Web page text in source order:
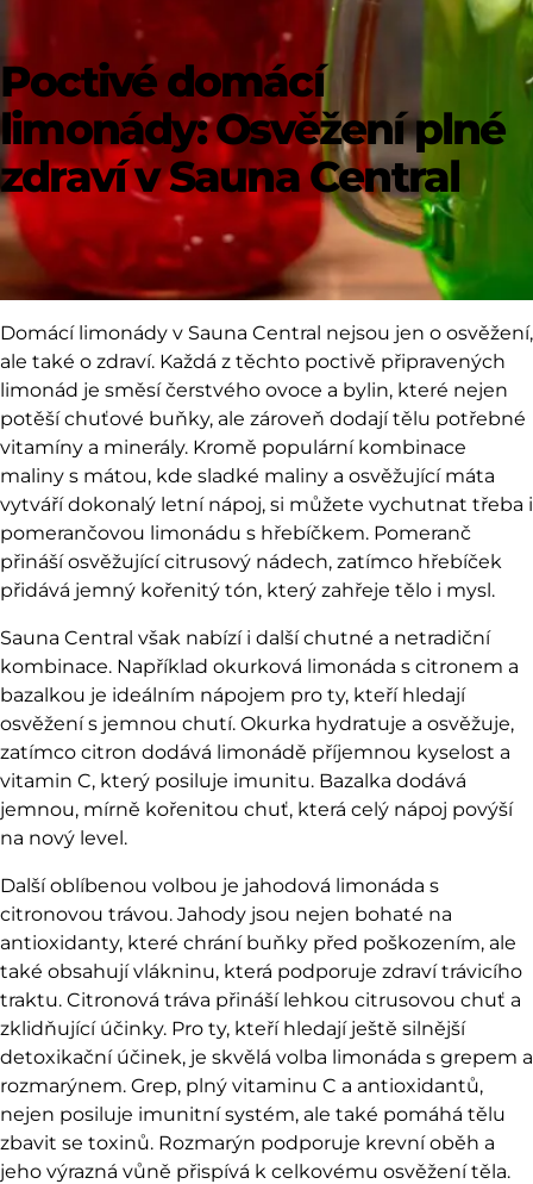
Poctivé domácí
limonády: Osvěžení plné
zdraví v Sauna Central
Domácí limonády v Sauna Central nejsou jen o osvěžení,
ale také o zdraví. Každá z těchto poctivě připravených
limonád je směsí čerstvého ovoce a bylin, které nejen
potěší chuťové buňky, ale zároveň dodají tělu potřebné
vitamíny a minerály. Kromě populární kombinace
maliny s mátou, kde sladké maliny a osvěžující máta
vytváří dokonalý letní nápoj, si můžete vychutnat třeba i
pomerančovou limonádu s hřebíčkem. Pomeranč
přináší osvěžující citrusový nádech, zatímco hřebíček
přidává jemný kořenitý tón, který zahřeje tělo i mysl.
Sauna Central však nabízí i další chutné a netradiční
kombinace. Například okurková limonáda s citronem a
bazalkou je ideálním nápojem pro ty, kteří hledají
osvěžení s jemnou chutí. Okurka hydratuje a osvěžuje,
zatímco citron dodává limonádě příjemnou kyselost a
vitamin C, který posiluje imunitu. Bazalka dodává
jemnou, mírně kořenitou chuť, která celý nápoj povýší
na nový level.
Další oblíbenou volbou je jahodová limonáda s
citronovou trávou. Jahody jsou nejen bohaté na
antioxidanty, které chrání buňky před poškozením, ale
také obsahují vlákninu, která podporuje zdraví trávicího
traktu. Citronová tráva přináší lehkou citrusovou chuť a
zklidňující účinky. Pro ty, kteří hledají ještě silnější
detoxikační účinek, je skvělá volba limonáda s grepem a
rozmarýnem. Grep, plný vitaminu C a antioxidantů,
nejen posiluje imunitní systém, ale také pomáhá tělu
zbavit se toxinů. Rozmarýn podporuje krevní oběh a
jeho výrazná vůně přispívá k celkovému osvěžení těla.